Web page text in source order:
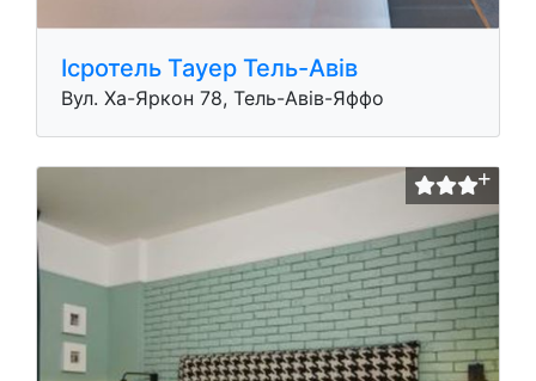
Iсротель Тауер Тель-Авів
Вул. Ха-Яркон 78, Тель-Авів-Яффо